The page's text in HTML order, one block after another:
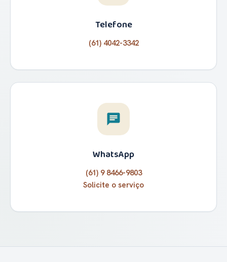
Telefone
(61) 4042-3342
chat
WhatsApp
(61) 9 8466-9803
Solicite o serviço